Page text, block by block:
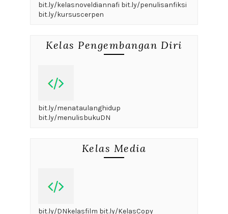
bit.ly/kelasnoveldiannafi bit.ly/penulisanfiksi
bit.ly/kursuscerpen
Kelas Pengembangan Diri
bit.ly/menataulanghidup
bit.ly/menulisbukuDN
Kelas Media
bit.ly/DNkelasfilm bit.ly/KelasCopy